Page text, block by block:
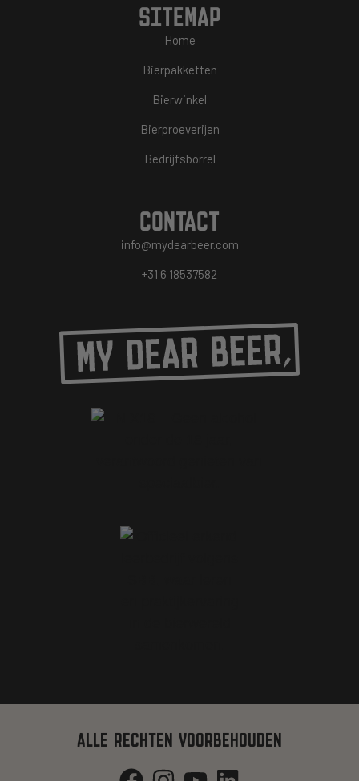
SITEMAP
Home
Bierpakketten
Bierwinkel
Bierproeverijen
Bedrijfsborrel
CONTACT
info@mydearbeer.com
+31 6 18537582
ALLE RECHTEN VOORBEHOUDEN